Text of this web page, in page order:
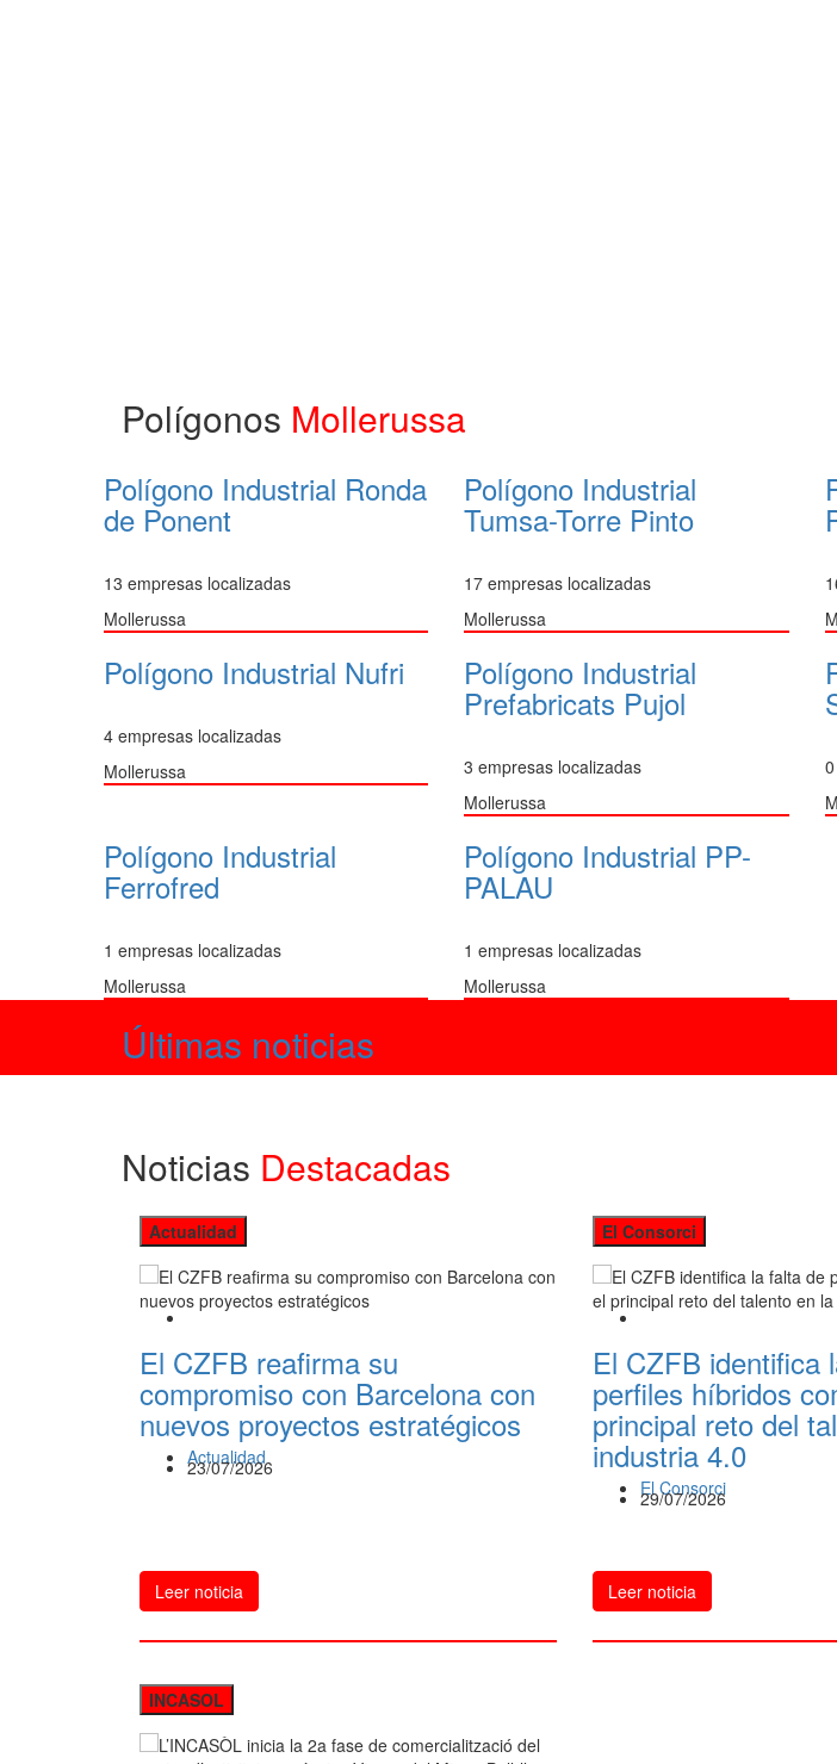
Polígonos Mollerussa
Polígono Industrial Ronda
de Ponent
13 empresas localizadas
Mollerussa
Polígono Industrial
Tumsa-Torre Pinto
17 empresas localizadas
Mollerussa
Polígono Industrial Nufri
4 empresas localizadas
Mollerussa
Polígono Industrial
Prefabricats Pujol
3 empresas localizadas
Mollerussa
Polígono Industrial
Ferrofred
1 empresas localizadas
Mollerussa
Polígono Industrial PP-
PALAU
1 empresas localizadas
Mollerussa
Últimas noticias
Noticias Destacadas
Actualidad
El CZFB reafirma su
compromiso con Barcelona con
nuevos proyectos estratégicos
Actualidad
23/07/2026
Leer noticia
El Consorci
El CZFB identifica
perfiles híbridos
principal reto del
industria 4.0
El Consorci
29/07/2026
Leer noticia
INCASOL